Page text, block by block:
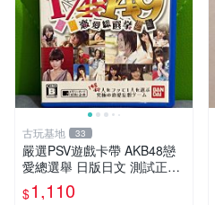
古玩基地 33
嚴選PSV遊戲卡帶 AKB48戀
愛總選舉 日版日文 測試正常
游戲卡帶 磨痕 壓痕 成色圖
$1,110